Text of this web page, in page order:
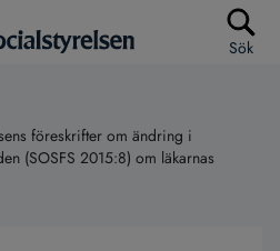
Sök
föreskrifter om ändring i
(SOSFS 2015:8) om läkarnas